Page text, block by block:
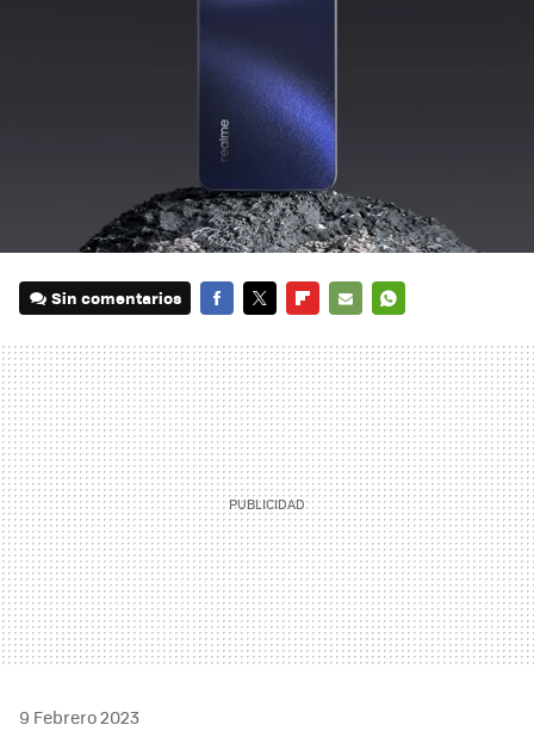
Sin comentarios
MAIL
9 Febrero 2023